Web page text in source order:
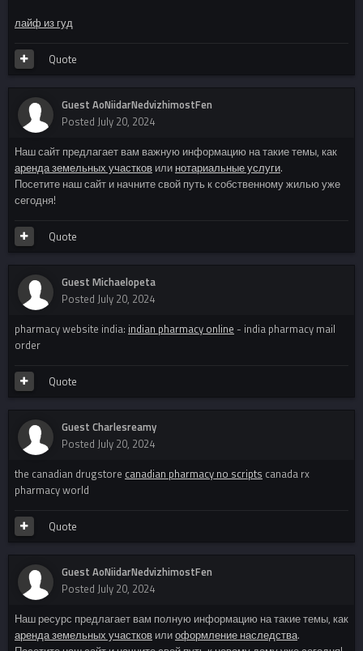
лайф из гуд
Quote
Guest AoNiidarNedvizhimostFen
Posted July 20, 2024
Наш сайт предлагает вам важную информацию на такие темы, как
аренда земельных участков или нотариальные услуги.
Посетите наш сайт и начните свой путь к собственному жилью уже
сегодня!
Quote
Guest Michaelopeta
Posted July 20, 2024
pharmacy website india: indian pharmacy online - india pharmacy mail
order
Quote
Guest Charlesreamy
Posted July 20, 2024
the canadian drugstore canadian pharmacy no scripts canada rx
pharmacy world
Quote
Guest AoNiidarNedvizhimostFen
Posted July 20, 2024
Наш ресурс предлагает вам полную информацию на такие темы, как
аренда земельных участков илиоформление наследства.